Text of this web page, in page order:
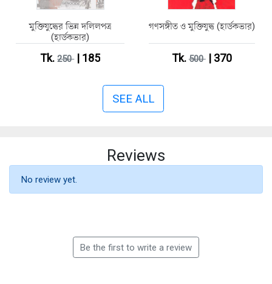
মুক্তিযুদ্ধের ভিন্ন দলিলপত্র
(হার্ডকভার)
Tk.250| 185
গণসঙ্গীত ও মুক্তিযুদ্ধ (হার্ডকভার)
Tk.500| 370
SEE ALL
Reviews
No review yet.
Be the first to write a review